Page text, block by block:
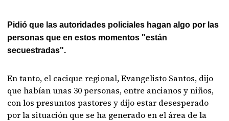
Pidió que las autoridades policiales hagan algo por las
personas que en estos momentos "están
secuestradas".
En tanto, el cacique regional, Evangelisto Santos, dijo
que habían unas 30 personas, entre ancianos y niños,
con los presuntos pastores y dijo estar desesperado
por la situación que se ha generado en el área de la